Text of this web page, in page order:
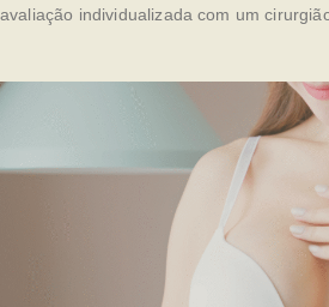
avaliação individualizada com um